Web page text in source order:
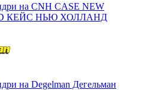
на CNH CASE NEW
КЕЙС НЬЮ ХОЛЛАНД
на Degelman Дегельман